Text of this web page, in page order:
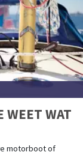
WEET WAT
motorboot of